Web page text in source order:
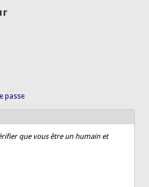
passe
que vous être un humain et